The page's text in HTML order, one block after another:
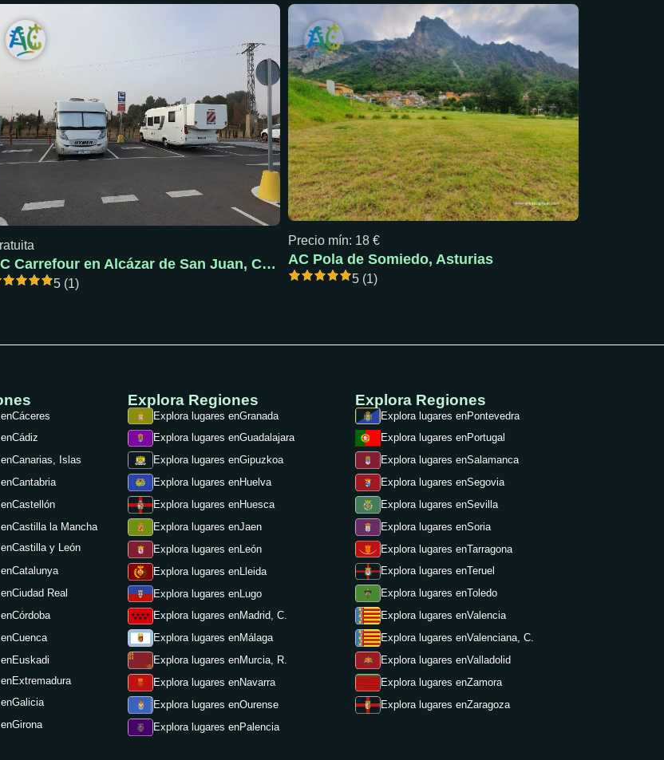
AC Carrefour en Alcázar de San Juan, Ciudad Real
5 (1)
Precio mín: 18 €
AC Pola de Somiedo, Asturias
5 (1)
Cáceres
Cádiz
Canarias, Islas
Cantabria
Castellón
Castilla la Mancha
Castilla y León
Catalunya
Ciudad Real
Córdoba
Cuenca
Euskadi
Extremadura
Galicia
Girona
Explora Regiones
Explora lugares enGranada
Explora lugares enGuadalajara
Explora lugares enGipuzkoa
Explora lugares enHuelva
Explora lugares enHuesca
Explora lugares enJaen
Explora lugares en León
Explora lugares enLleida
Explora lugares enLugo
Explora lugares enMadrid, C.
Explora lugares enMálaga
Explora lugares enMurcia, R.
Explora lugares enNavarra
Explora lugares enOurense
Explora lugares enPalencia
Explora Regiones
Explora lugares enPontevedra
Explora lugares enPortugal
Explora lugares enSalamanca
Explora lugares enSegovia
Explora lugares enSevilla
Explora lugares enSoria
Explora lugares enTarragona
Explora lugares enTeruel
Explora lugares enToledo
Explora lugares enValencia
Explora lugares enValenciana, C.
Explora lugares enValladolid
Explora lugares enZamora
Explora lugares enZaragoza